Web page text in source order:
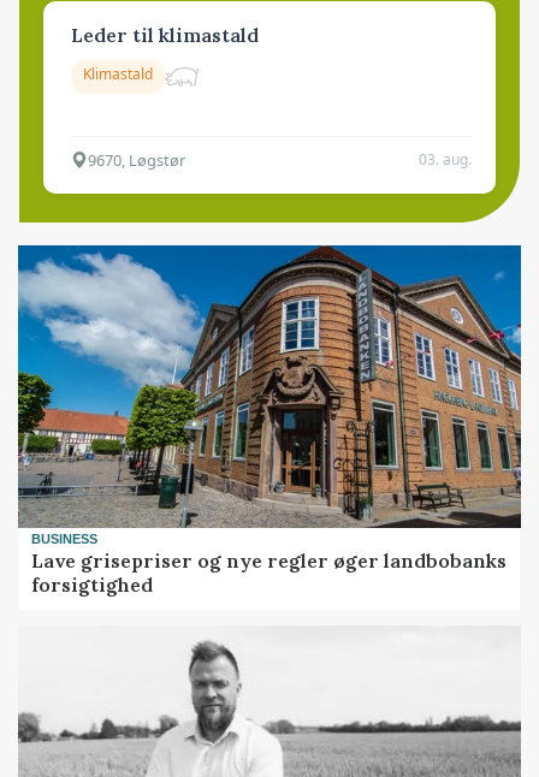
Leder til klimastald
Klimastald
9670, Løgstør 03. aug.
BUSINESS
Lave grisepriser og nye regler øger landbobanks
forsigtighed